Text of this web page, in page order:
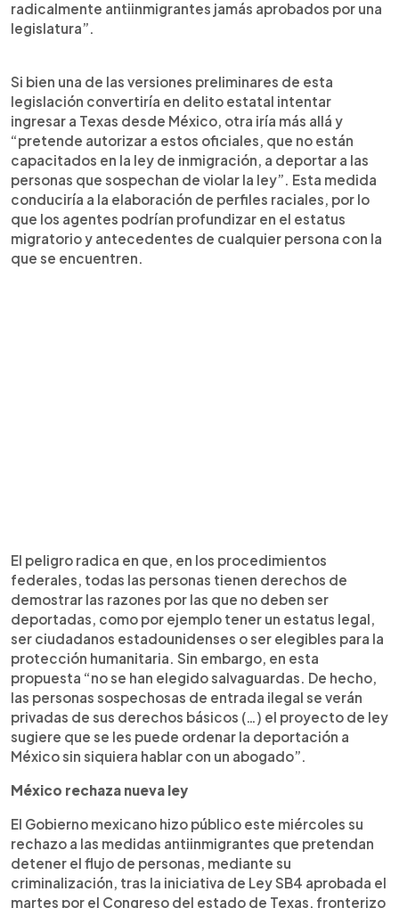
radicalmente antiinmigrantes jamás aprobados por una
legislatura”.
Si bien una de las versiones preliminares de esta
legislación convertiría en delito estatal intentar
ingresar a Texas desde México, otra iría más allá y
“pretende autorizar a estos oficiales, que no están
capacitados en la ley de inmigración, a deportar a las
personas que sospechan de violar la ley”. Esta medida
conduciría a la elaboración de perfiles raciales, por lo
que los agentes podrían profundizar en el estatus
migratorio y antecedentes de cualquier persona con la
que se encuentren.
El peligro radica en que, en los procedimientos
federales, todas las personas tienen derechos de
demostrar las razones por las que no deben ser
deportadas, como por ejemplo tener un estatus legal,
ser ciudadanos estadounidenses o ser elegibles para la
protección humanitaria. Sin embargo, en esta
propuesta “no se han elegido salvaguardas. De hecho,
las personas sospechosas de entrada ilegal se verán
privadas de sus derechos básicos (…) el proyecto de ley
sugiere que se les puede ordenar la deportación a
México sin siquiera hablar con un abogado”.
México rechaza nueva ley
El Gobierno mexicano hizo público este miércoles su
rechazo a las medidas antiinmigrantes que pretendan
detener el flujo de personas, mediante su
criminalización, tras la iniciativa de Ley SB4 aprobada el
martes por el Congreso del estado de Texas, fronterizo